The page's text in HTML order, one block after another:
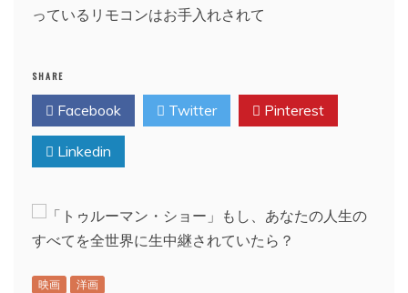
っているリモコンはお手入れされて
SHARE
Facebook Twitter Pinterest
Linkedin
映画 洋画